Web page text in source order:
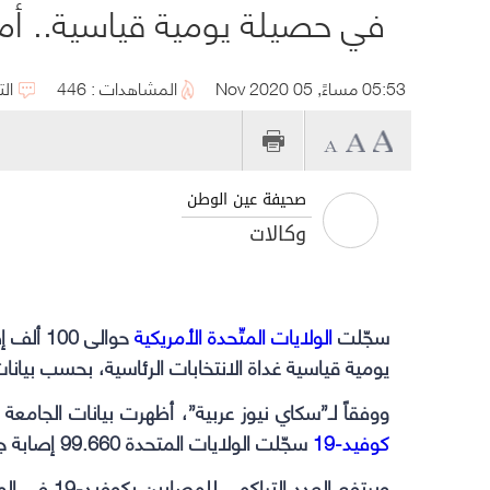
05:53 مساءً, 05 Nov 2020 المشاهدات : 446
صحيفة عين الوطن
وكالات
سجّلتالولايات المتّحدة الأمريكية
يومية قياسية غداة الانتخابات الرئاسية، بحسب
ووفقاً لـ”سكاي نيوز عربية”، أظهرت بيانات
كوفيد-19
سجّلت الولايات المتحدة 99.660 إصابة جديدة بالفيروس و1.112 وفاة ناجمة عن الوباء.